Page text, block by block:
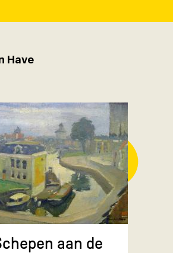
Have
aan de